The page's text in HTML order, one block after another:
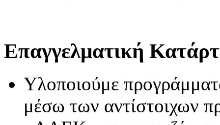
Επαγγελματική
Υλοποιούμε
μέσω των αντίστοιχων